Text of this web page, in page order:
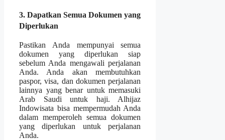
3. Dapatkan Semua Dokumen yang
Diperlukan
Pastikan Anda mempunyai semua
dokumen yang diperlukan siap
sebelum Anda mengawali perjalanan
Anda. Anda akan membutuhkan
paspor, visa, dan dokumen perjalanan
lainnya yang benar untuk memasuki
Arab Saudi untuk haji. Alhijaz
Indowisata bisa mempermudah Anda
dalam memperoleh semua dokumen
yang diperlukan untuk perjalanan
Anda.